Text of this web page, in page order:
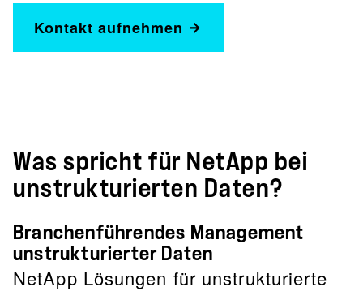
Kontakt aufnehmen
Was spricht für NetApp bei
unstrukturierten Daten?
Branchenführendes Management
unstrukturierter Daten
NetApp Lösungen für unstrukturierte